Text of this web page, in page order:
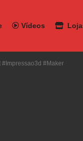
Vídeos Loja
#maker